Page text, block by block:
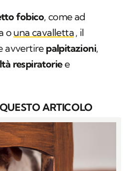
fobico, come ad
o una cavalletta, il
avvertirepalpitazioni,
respiratoriee
ARTICOLO